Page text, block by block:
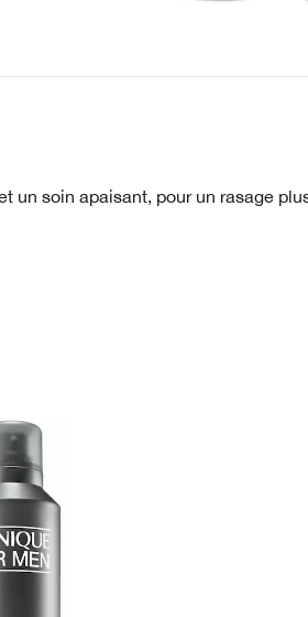
un soin apaisant, pour un rasage